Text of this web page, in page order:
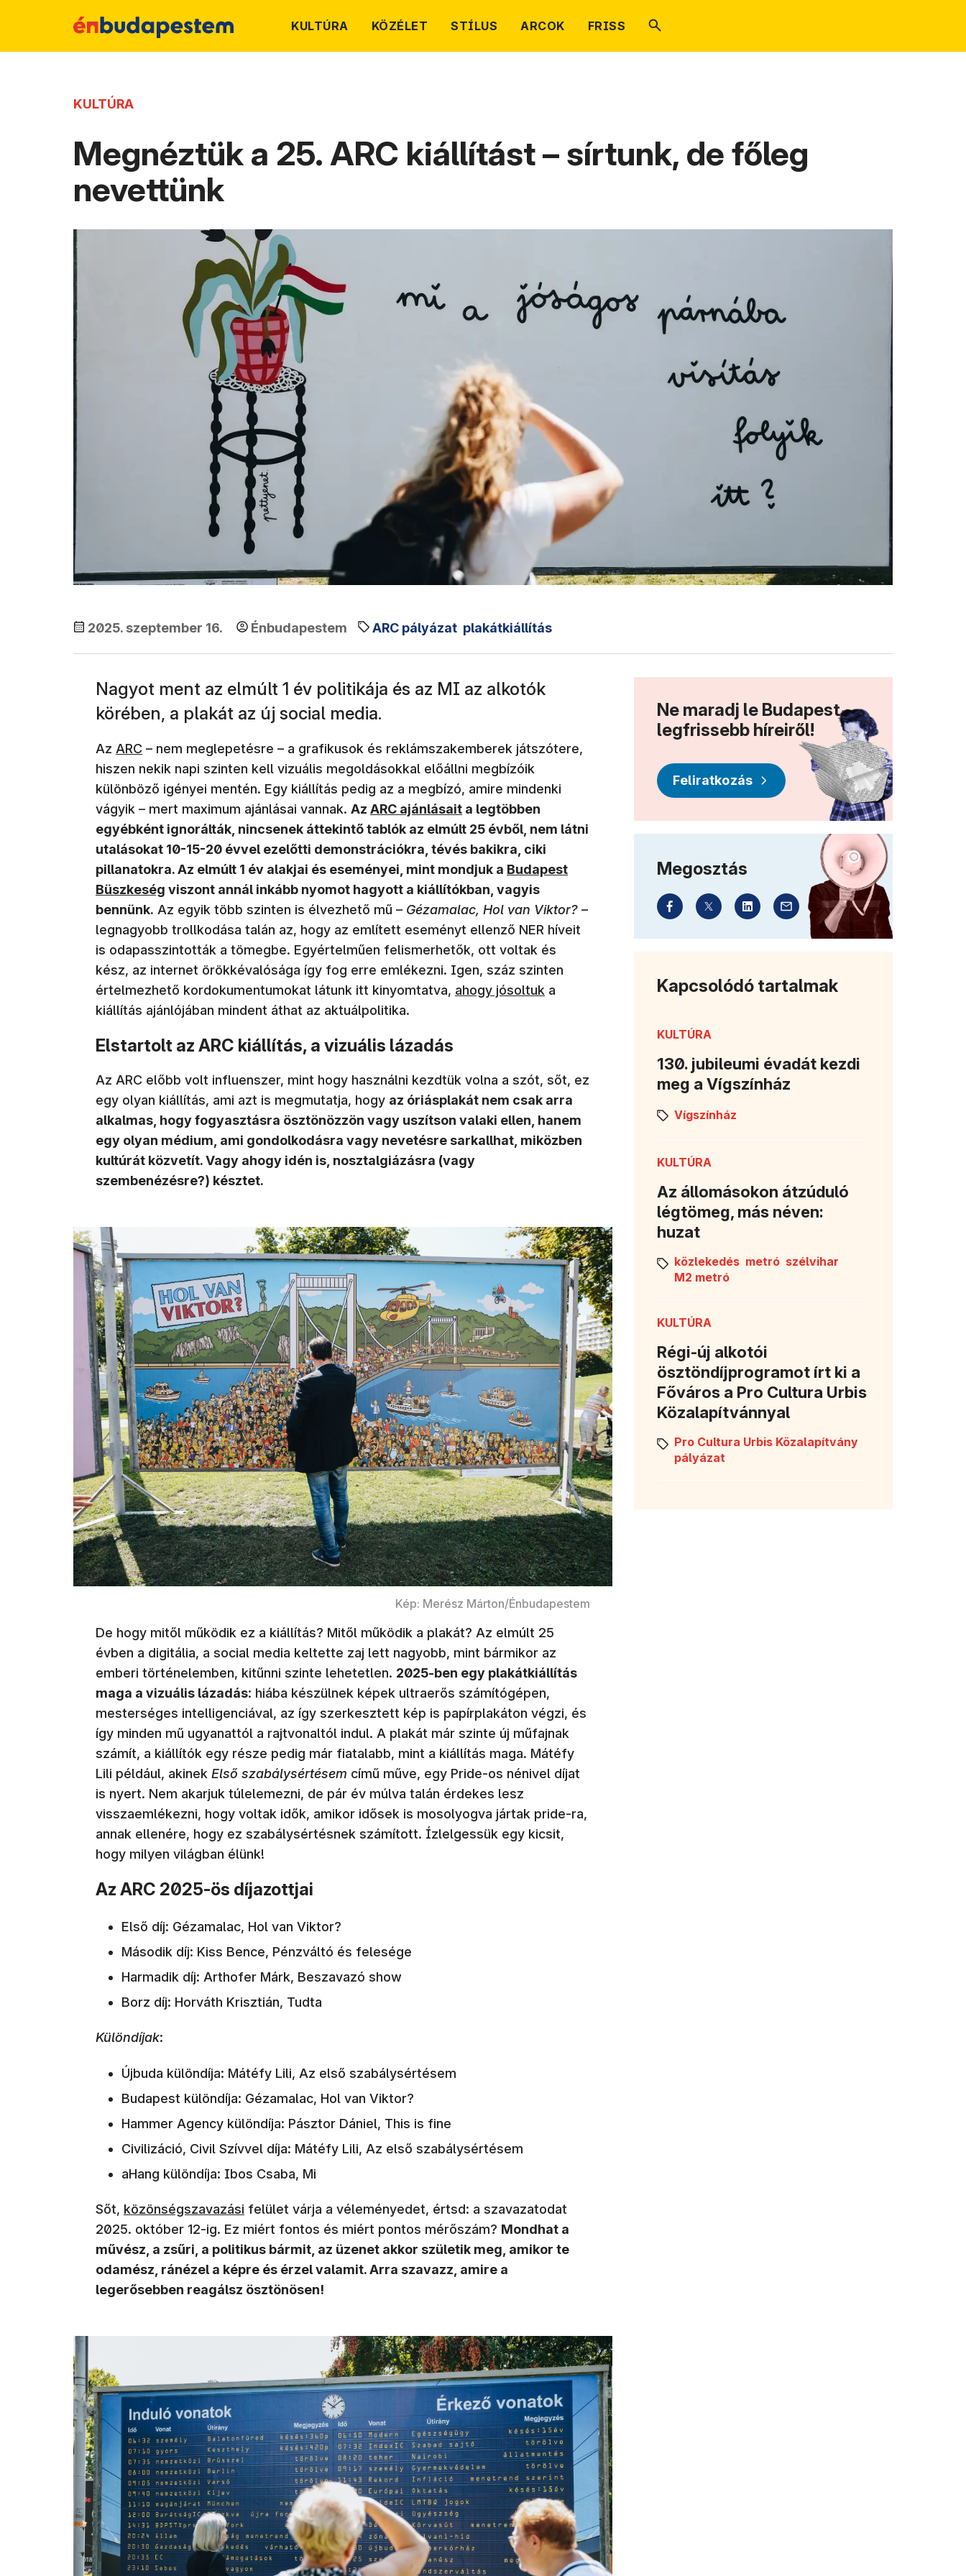
KULTÚRA KÖZÉLET STÍLUS ARCOK FRISS
KULTÚRA
Megnéztük a 25. ARC kiállítást – sírtunk, de főleg
nevettünk
2025. szeptember 16. Énbudapestem ARC pályázat plakátkiállítás
Nagyot ment az elmúlt 1 év politikája és az MI az alkotók
körében, a plakát az új social media.
Az (új ablakban nyílik meg)
ARC – nem meglepetésre – a grafikusok és reklámszakemberek játszótere,
hiszen nekik napi szinten kell vizuális megoldásokkal előállni megbízóik
különböző igényei mentén. Egy kiállítás pedig az a megbízó, amire mindenki
vágyik – mert maximum ajánlásai vannak. Az (új ablakban nyílik meg)
ARC ajánlásait a legtöbben
egyébként ignorálták, nincsenek áttekintő tablók az elmúlt 25 évből, nem látni
utalásokat 10-15-20 évvel ezelőtti demonstrációkra, tévés bakikra, ciki
pillanatokra. Az elmúlt 1 év alakjai és eseményei, mint mondjuk a Budapest
Büszkeség viszont annál inkább nyomot hagyott a kiállítókban, vagyis
bennünk. Az egyik több szinten is élvezhető mű – Gézamalac, Hol van Viktor? –
legnagyobb trollkodása talán az, hogy az említett eseményt ellenző NER híveit
is odapasszintották a tömegbe. Egyértelműen felismerhetők, ott voltak és
kész, az internet örökkévalósága így fog erre emlékezni. Igen, száz szinten
értelmezhető kordokumentumokat látunk itt kinyomtatva, ahogy jósoltuk a
kiállítás ajánlójában mindent áthat az aktuálpolitika.
Elstartolt az ARC kiállítás, a vizuális lázadás
Az ARC előbb volt influenszer, mint hogy használni kezdtük volna a szót, sőt, ez
egy olyan kiállítás, ami azt is megmutatja, hogy az óriásplakát nem csak arra
alkalmas, hogy fogyasztásra ösztönözzön vagy uszítson valaki ellen, hanem
egy olyan médium, ami gondolkodásra vagy nevetésre sarkallhat, miközben
kultúrát közvetít. Vagy ahogy idén is, nosztalgiázásra (vagy
szembenézésre?) késztet.
Kép: Merész Márton/Énbudapestem
De hogy mitől működik ez a kiállítás? Mitől működik a plakát? Az elmúlt 25
évben a digitália, a social media keltette zaj lett nagyobb, mint bármikor az
emberi történelemben, kitűnni szinte lehetetlen. 2025-ben egy plakátkiállítás
maga a vizuális lázadás: hiába készülnek képek ultraerős számítógépen,
mesterséges intelligenciával, az így szerkesztett kép is papírplakáton végzi, és
így minden mű ugyanattól a rajtvonaltól indul. A plakát már szinte új műfajnak
számít, a kiállítók egy része pedig már fiatalabb, mint a kiállítás maga. Mátéfy
Lili például, akinek Első szabálysértésem című műve, egy Pride-os nénivel díjat
is nyert. Nem akarjuk túlelemezni, de pár év múlva talán érdekes lesz
visszaemlékezni, hogy voltak idők, amikor idősek is mosolyogva jártak pride-ra,
annak ellenére, hogy ez szabálysértésnek számított. Ízlelgessük egy kicsit,
hogy milyen világban élünk!
Az ARC 2025-ös díjazottjai
Első díj: Gézamalac, Hol van Viktor?
Második díj: Kiss Bence, Pénzváltó és felesége
Harmadik díj: Arthofer Márk, Beszavazó show
Borz díj: Horváth Krisztián, Tudta
Különdíjak:
Újbuda különdíja: Mátéfy Lili, Az első szabálysértésem
Budapest különdíja: Gézamalac, Hol van Viktor?
Hammer Agency különdíja: Pásztor Dániel, This is fine
Civilizáció, Civil Szívvel díja: Mátéfy Lili, Az első szabálysértésem
aHang különdíja: Ibos Csaba, Mi
Sőt, közönségszavazási felület várja a véleményedet, értsd: a szavazatodat
2025. október 12-ig. Ez miért fontos és miért pontos mérőszám? Mondhat a
művész, a zsűri, a politikus bármit, az üzenet akkor születik meg, amikor te
odamész, ránézel a képre és érzel valamit. Arra szavazz, amire a
legerősebben reagálsz ösztönösen!
Ne maradj le Budapest
legfrissebb híreiről!
Feliratkozás
Megosztás
Kapcsolódó tartalmak
KULTÚRA
130. jubileumi évadát kezdi
meg a Vígszínház
Vígszínház
KULTÚRA
Az állomásokon átzúduló
légtömeg, más néven:
huzat
közlekedés metró szélvihar
M2 metró
KULTÚRA
Régi-új alkotói
ösztöndíjprogramot írt ki a
Főváros a Pro Cultura Urbis
Közalapítvánnyal
Pro Cultura Urbis Közalapítvány
pályázat